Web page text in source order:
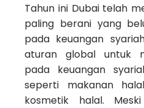
Tahun ini Dubai telah
paling berani yang
pada keuangan
aturan global untuk
pada keuangan
seperti makanan
kosmetik halal.